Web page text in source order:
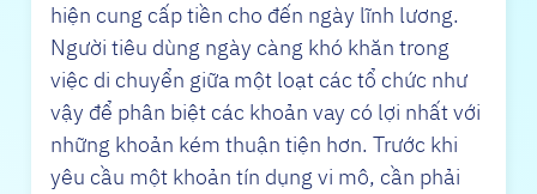
hiện cung cấp tiền cho đến ngày lĩnh lương.
Người tiêu dùng ngày càng khó khăn trong
việc di chuyển giữa một loạt các tổ chức như
vậy để phân biệt các khoản vay có lợi nhất với
những khoản kém thuận tiện hơn. Trước khi
yêu cầu một khoản tín dụng vi mô, cần phải